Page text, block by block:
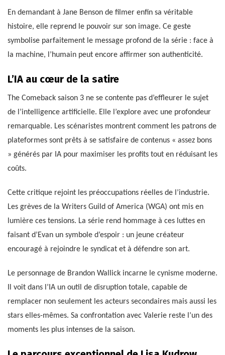
En demandant à Jane Benson de filmer enfin sa véritable
histoire, elle reprend le pouvoir sur son image. Ce geste
symbolise parfaitement le message profond de la série : face à
la machine, l’humain peut encore affirmer son authenticité.
L’IA au cœur de la satire
The Comeback saison 3 ne se contente pas d’effleurer le sujet
de l’intelligence artificielle. Elle l’explore avec une profondeur
remarquable. Les scénaristes montrent comment les patrons de
plateformes sont prêts à se satisfaire de contenus « assez bons
» générés par IA pour maximiser les profits tout en réduisant les
coûts.
Cette critique rejoint les préoccupations réelles de l’industrie.
Les grèves de la Writers Guild of America (WGA) ont mis en
lumière ces tensions. La série rend hommage à ces luttes en
faisant d’Evan un symbole d’espoir : un jeune créateur
encouragé à rejoindre le syndicat et à défendre son art.
Le personnage de Brandon Wallick incarne le cynisme moderne.
Il voit dans l’IA un outil de disruption totale, capable de
remplacer non seulement les acteurs secondaires mais aussi les
stars elles-mêmes. Sa confrontation avec Valerie reste l’un des
moments les plus intenses de la saison.